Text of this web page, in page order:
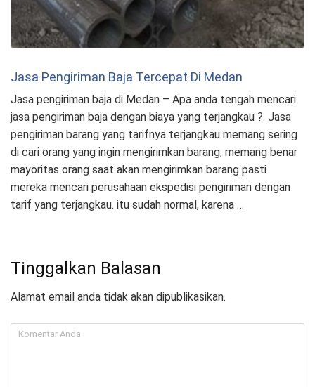
Jasa Pengiriman Baja Tercepat Di Medan
Jasa pengiriman baja di Medan – Apa anda tengah mencari
jasa pengiriman baja dengan biaya yang terjangkau ?. Jasa
pengiriman barang yang tarifnya terjangkau memang sering
di cari orang yang ingin mengirimkan barang, memang benar
mayoritas orang saat akan mengirimkan barang pasti
mereka mencari perusahaan ekspedisi pengiriman dengan
tarif yang terjangkau. itu sudah normal, karena …
Tinggalkan Balasan
Alamat email anda tidak akan dipublikasikan.